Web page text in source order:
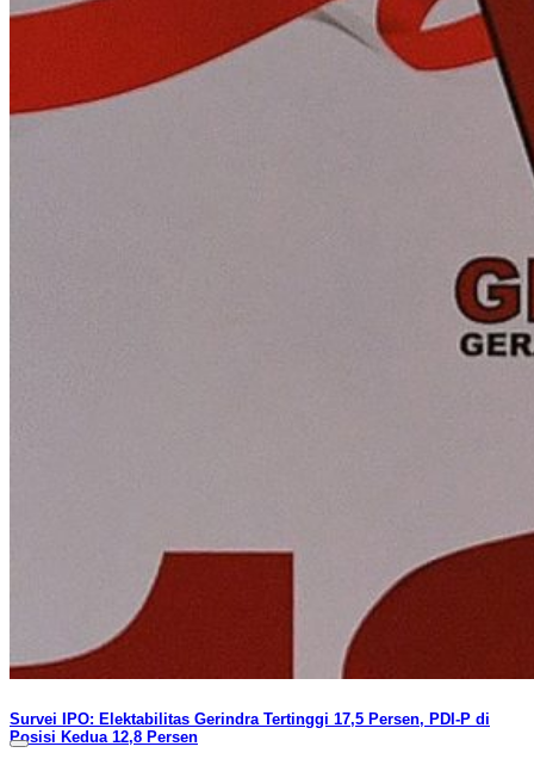
Survei IPO: Elektabilitas Gerindra Tertinggi 17,5 Persen, PDI-P di
Posisi Kedua 12,8 Persen